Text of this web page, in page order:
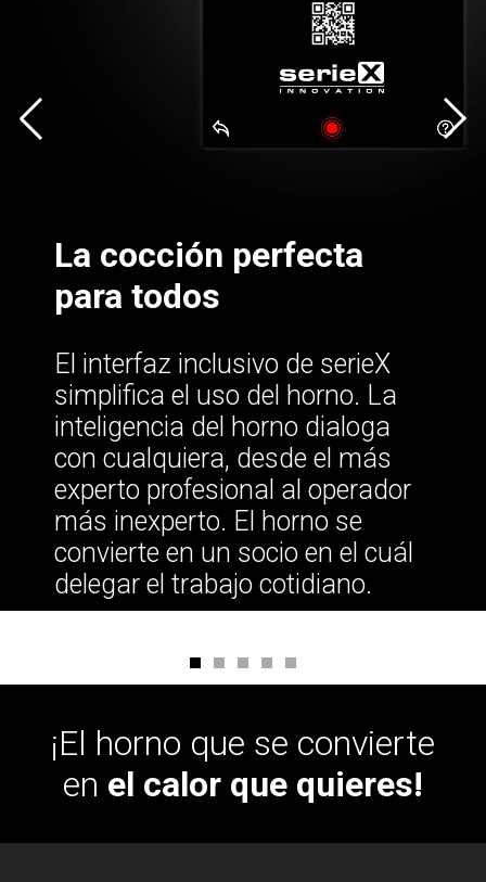
La cocción perfecta
para todos
El interfaz inclusivo de serieX
simplifica el uso del horno. La
inteligencia del horno dialoga
con cualquiera, desde el más
experto profesional al operador
más inexperto. El horno se
convierte en un socio en el cuál
delegar el trabajo cotidiano.
¡El horno que se convierte
en el calor que quieres!